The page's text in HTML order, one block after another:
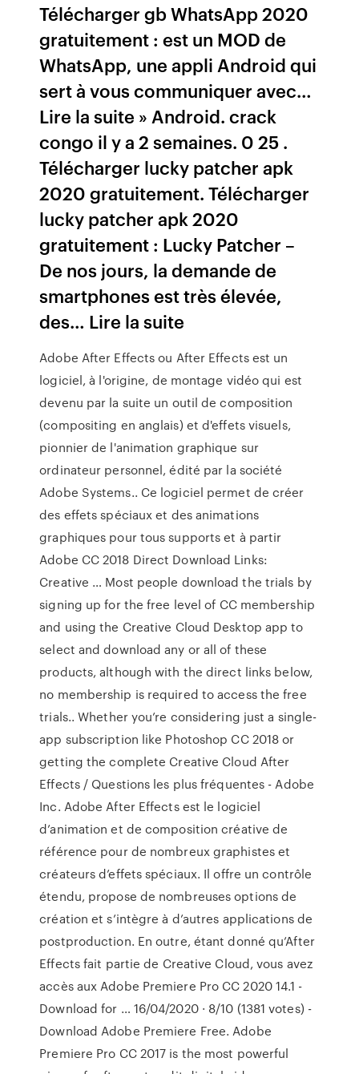
Télécharger gb WhatsApp 2020
gratuitement : est un MOD de
WhatsApp, une appli Android qui
sert à vous communiquer avec…
Lire la suite » Android. crack
congo il y a 2 semaines. 0 25 .
Télécharger lucky patcher apk
2020 gratuitement. Télécharger
lucky patcher apk 2020
gratuitement : Lucky Patcher –
De nos jours, la demande de
smartphones est très élevée,
des… Lire la suite
Adobe After Effects ou After Effects est un
logiciel, à l'origine, de montage vidéo qui est
devenu par la suite un outil de composition
(compositing en anglais) et d'effets visuels,
pionnier de l'animation graphique sur
ordinateur personnel, édité par la société
Adobe Systems.. Ce logiciel permet de créer
des effets spéciaux et des animations
graphiques pour tous supports et à partir
Adobe CC 2018 Direct Download Links:
Creative … Most people download the trials by
signing up for the free level of CC membership
and using the Creative Cloud Desktop app to
select and download any or all of these
products, although with the direct links below,
no member­ship is required to access the free
trials.. Whether you’re considering just a single-
app subscrip­tion like Photoshop CC 2018 or
getting the complete Creative Cloud After
Effects / Questions les plus fréquentes - Adobe
Inc. Adobe After Effects est le logiciel
d’animation et de composition créative de
référence pour de nombreux graphistes et
créateurs d’effets spéciaux. Il offre un contrôle
étendu, propose de nombreuses options de
création et s’intègre à d’autres applications de
postproduction. En outre, étant donné qu’After
Effects fait partie de Creative Cloud, vous avez
accès aux Adobe Premiere Pro CC 2020 14.1 -
Download for … 16/04/2020 · 8/10 (1381 votes) -
Download Adobe Premiere Free. Adobe
Premiere Pro CC 2017 is the most powerful